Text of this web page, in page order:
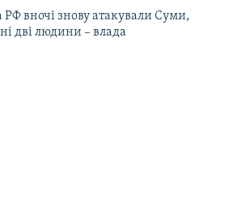
РФ вночі знову атакували Суми,
дві людини – влада